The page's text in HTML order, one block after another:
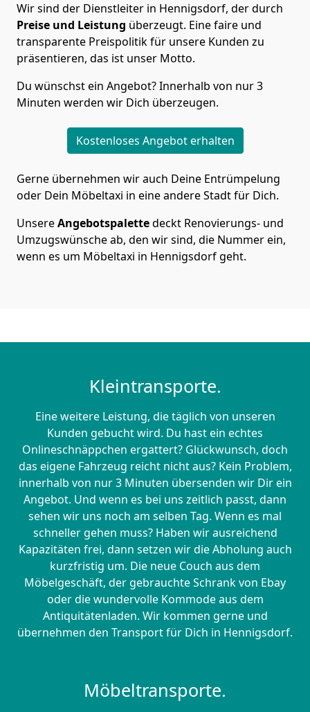
Wir sind der Dienstleiter in Hennigsdorf, der durch
Preise und Leistung überzeugt. Eine faire und
transparente Preispolitik für unsere Kunden zu
präsentieren, das ist unser Motto.
Du wünschst ein Angebot? Innerhalb von nur 3
Minuten werden wir Dich überzeugen.
Kostenloses Angebot erhalten
Gerne übernehmen wir auch Deine Entrümpelung
oder Dein Möbeltaxi in eine andere Stadt für Dich.
UnsereAngebotspalettedeckt Renovierungs- und
Umzugswünsche ab, den wir sind, die Nummer ein,
wenn es um Möbeltaxi in Hennigsdorf geht.
Kleintransporte.
Eine weitere Leistung, die täglich von unseren
Kunden gebucht wird. Du hast ein echtes
Onlineschnäppchen ergattert? Glückwunsch, doch
das eigene Fahrzeug reicht nicht aus? Kein Problem,
innerhalb von nur 3 Minuten übersenden wir Dir ein
Angebot. Und wenn es bei uns zeitlich passt, dann
sehen wir uns noch am selben Tag. Wenn es mal
schneller gehen muss? Haben wir ausreichend
Kapazitäten frei, dann setzen wir die Abholung auch
kurzfristig um. Die neue Couch aus dem
Möbelgeschäft, der gebrauchte Schrank von Ebay
oder die wundervolle Kommode aus dem
Antiquitätenladen. Wir kommen gerne und
übernehmen den Transport für Dich in Hennigsdorf.
Möbeltransporte.